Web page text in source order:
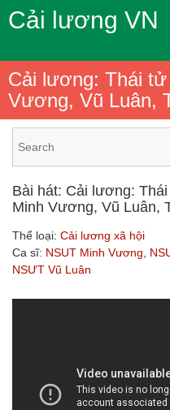
Cải lương VN
Cải lương: Thái
Vương, Vũ Luân,
Bài hát: Cải lương:
Minh Vương, Vũ Luân,
Thể loại: Cải lương xã hội
Ca sĩ: NSUT Minh Vương
NSƯT Vũ Luân